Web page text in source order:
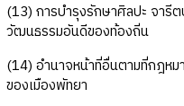
(13) การบำรุงรักษาศิลปะ จา
วัฒนธรรมอันดีของท้องถิ่น
(14) อำนาจหน้าที่อื่นตามที่กฎหม
ของเมืองพัทยา